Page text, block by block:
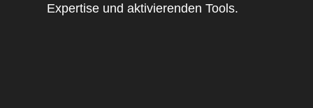
Expertise und aktivierenden Tools.